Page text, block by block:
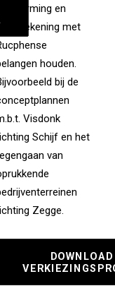
planvorming en
rekening met
houden.
bij de
Visdonk
Schijf en het
van
Zegge.